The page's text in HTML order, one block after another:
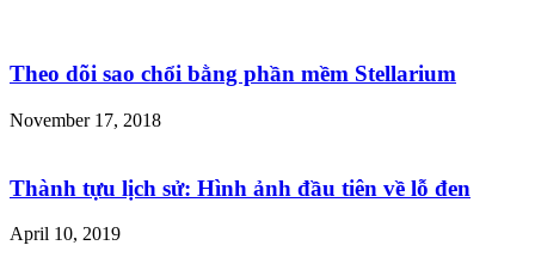
Theo dõi sao chổi bằng phần mềm Stellarium
November 17, 2018
Thành tựu lịch sử: Hình ảnh đầu tiên về lỗ đen
April 10, 2019